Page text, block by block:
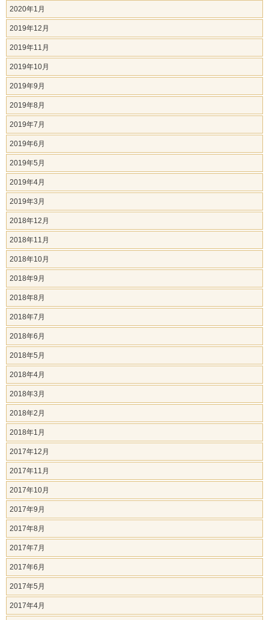
2020年1月
2019年12月
2019年11月
2019年10月
2019年9月
2019年8月
2019年7月
2019年6月
2019年5月
2019年4月
2019年3月
2018年12月
2018年11月
2018年10月
2018年9月
2018年8月
2018年7月
2018年6月
2018年5月
2018年4月
2018年3月
2018年2月
2018年1月
2017年12月
2017年11月
2017年10月
2017年9月
2017年8月
2017年7月
2017年6月
2017年5月
2017年4月